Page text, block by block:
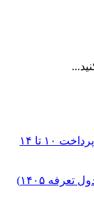
ایمپلنت دندان اقساطی در تهران (شرایط پرداخت ۱۰ تا ۱۴
۱۴۰۵)